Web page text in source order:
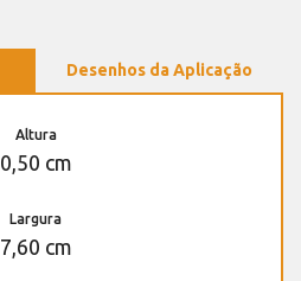
Desenhos da Aplicação
Altura
0,50 cm
Largura
7,60 cm